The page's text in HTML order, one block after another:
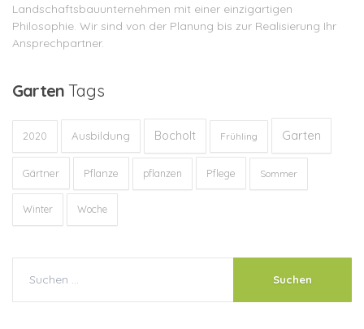
Landschaftsbauunternehmen mit einer einzigartigen
Philosophie. Wir sind von der Planung bis zur Realisierung Ihr
Ansprechpartner.
Garten Tags
2020 Ausbildung Bocholt Frühling Garten
Gärtner Pflanze pflanzen Pflege Sommer
Winter Woche